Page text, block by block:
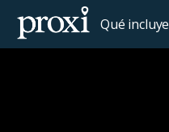
Qué incluye